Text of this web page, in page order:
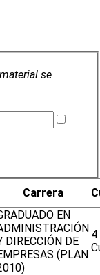
se
Carrera
EN
DIRECCIÓN DE
(PLAN
4